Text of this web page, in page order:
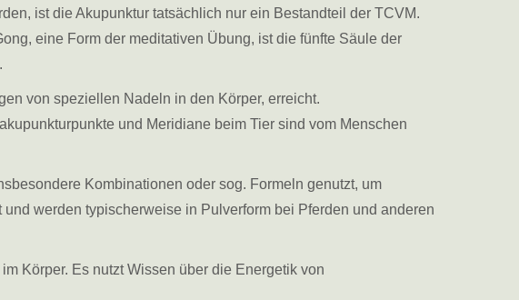
ist die Akupunktur tatsächlich nur ein Bestandteil der TCVM.
eine Form der meditativen Übung, ist die fünfte Säule der
von speziellen Nadeln in den Körper, erreicht.
und Meridiane beim Tier sind vom Menschen
Kombinationen oder sog. Formeln genutzt, um
werden typischerweise in Pulverform bei Pferden und anderen
Körper. Es nutzt Wissen über die Energetik von